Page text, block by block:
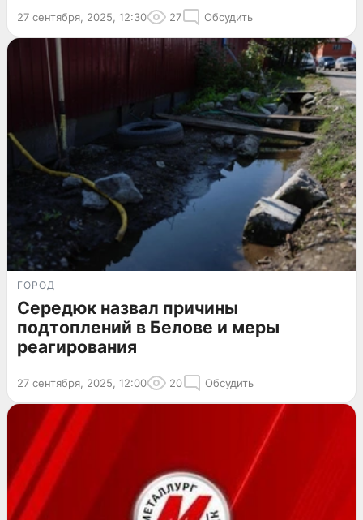
27 сентября, 2025, 12:30 27 Обсудить
ГОРОД
Середюк назвал причины
подтоплений в Белове и меры
реагирования
27 сентября, 2025, 12:00 20 Обсудить